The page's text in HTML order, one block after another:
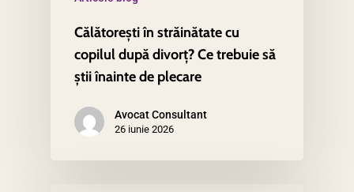
Călătorești în străinătate cu
copilul după divorț? Ce trebuie să
știi înainte de plecare
Avocat Consultant
26 iunie 2026